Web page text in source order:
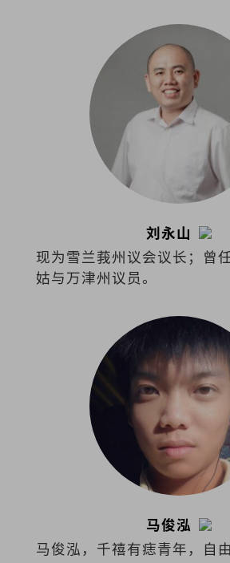
刘永山
现为雪兰莪州议会议长；曾
姑与万津州议员。
马俊泓
马俊泓，千禧有痣青年，自